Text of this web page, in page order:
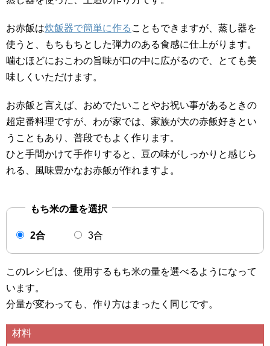
お赤飯は炊飯器で簡単に作る こともできますが、蒸し器を
使うと、もちもちとした弾力のある食感に仕上がります。
噛むほどにおこわの旨味が口の中に広がるので、とても美
味しくいただけます。
お赤飯と言えば、おめでたいことやお祝い事があるときの
超定番料理ですが、わが家では、家族が大の赤飯好きとい
うこともあり、普段でもよく作ります。
ひと手間かけて手作りすると、豆の味がしっかりと感じら
れる、風味豊かなお赤飯が作れますよ。
もち米の量を選択
2合 3合
このレシピは、使用するもち米の量を選べるようになって
います。
分量が変わっても、作り方はまったく同じです。
材料